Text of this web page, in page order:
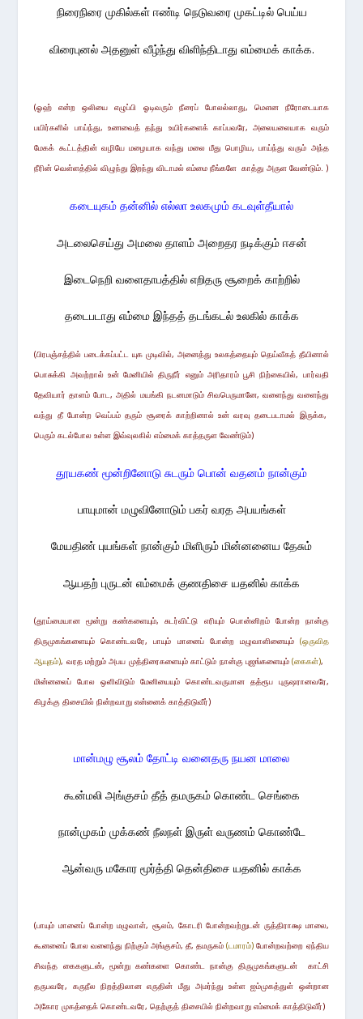
நிரைநிரை முகில்கள் ஈண்டி நெடுவரை முகட்டில் பெய்ய
விரைபுனல் அதனுள் வீழ்ந்து விளிந்திடாது எம்மைக் காக்க.
(ஓஹ் என்ற ஒலியை எழுப்பி ஓடிவரும் நீரைப் போலல்லாது, மௌன நீரோடையாக
பயிர்களில் பாய்ந்து, உணவைத் தந்து உயிர்களைக் காப்பவரே, அலையலையாக வரும்
மேகக் கூட்டத்தின் வழியே மழையாக வந்து மலை மீது பொழிய, பாய்ந்து வரும் அந்த
நீரின் வெள்ளத்தில் விழுந்து இறந்து விடாமல் எம்மை நீங்களேகாத்துஅருளவேண்டும். )
கடையுகம் தன்னில் எல்லா உலகமும் கடவுள்தீயால்
அடலைசெய்து அமலை தாளம் அறைதர நடிக்கும் ஈசன்
இடைநெறி வளைதாபத்தில் எறிதரு சூறைக் காற்றில்
தடைபடாது எம்மை இந்தத் தடங்கடல் உலகில் காக்க
(பிரபஞ்சத்தில் படைக்கப்பட்ட யுக முடிவில், அனைத்து உலகத்தையும் தெய்வீகத் தீயினால்
பொசுக்கி அவற்றால் உன் மேனியில் திருநீர் எனும் அரிதாரம் பூசி நிற்கையில், பார்வதி
தேவியார் தாளம் போட, அதில் மயங்கி நடனமாடும் சிவபெருமானே, வளைந்து வளைந்து
வந்து தீ போன்ற வெப்பம் தரும் சூரைக் காற்றினால் உன் வரவு தடைபடாமல் இருக்க,
பெரும் கடல்போல உள்ள இவ்வுலகில் எம்மைக் காத்தருள வேண்டும்)
தூயகண் மூன்றினோடு சுடரும் பொன் வதனம் நான்கும்
பாயுமான் மழுவினோடும் பகர் வரத அபயங்கள்
மேயதிண் புயங்கள் நான்கும் மிளிரும் மின்னனைய தேசும்
ஆயதற் புருடன் எம்மைக் குணதிசை யதனில் காக்க
(தூய்மையான மூன்று கண்களையும், சுடர்விட்டு எரியும் பொன்னிறம் போன்ற நான்கு
திருமுகங்களையும் கொண்டவரே, பாயும் மானைப் போன்ற மழுவாளினையும் (ஒருவித
ஆயுதம்), வரத மற்றும் அபய முத்திரைகளையும் காட்டும் நான்கு புஜங்களையும்(கைகள்),
மின்னலைப் போல ஒளிவிடும் மேனியையும் கொண்டவருமான தத்ரூப புருஷரானவரே,
கிழக்கு திசையில் நின்றவாறு என்னைக் காத்திடுவீர்)
மான்மழு சூலம் தோட்டி வனைதரு நயன மாலை
கூன்மலி அங்குசம் தீத் தமருகம் கொண்ட செங்கை
நான்முகம் முக்கண் நீலநள் இருள் வருணம் கொண்டே
ஆன்வரு மகோர மூர்த்தி தென்திசை யதனில் காக்க
(பாயும் மானைப் போன்ற மழுவாள், சூலம், கோடரி போன்றவற்றுடன் ருத்திராக்ஷ மாலை,
கூனனைப் போல வளைந்து நிற்கும் அங்குசம், தீ, தமருகம்(டமாரம்) போன்றவற்றை ஏந்திய
சிவந்த கைகளுடன், மூன்று கண்களை கொண்ட நான்கு திருமுகங்களுடன்
காட்சி
தருபவரே, கருநீல நிறத்திலான எருதின் மீது அமர்ந்துஉள்ளஐம்முகத்துள் ஒன்றான
அகோர முகத்தைக் கொண்டவரே, தெற்குத் திசையில் நின்றவாறு எம்மைக் காத்திடுவீர்)